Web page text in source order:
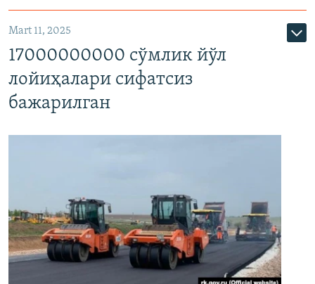
Mart 11, 2025
17000000000 сўмлик йўл
лойиҳалари сифатсиз
бажарилган